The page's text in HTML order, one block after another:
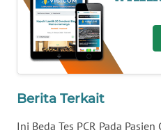
Berita Terkait
Ini Beda Tes PCR Pada
WN
SULTENG
WN
SULBAR
BABEL